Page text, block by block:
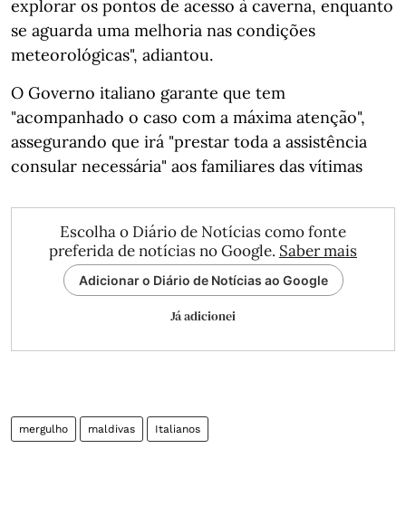
explorar os pontos de acesso à caverna, enquanto
se aguarda uma melhoria nas condições
meteorológicas", adiantou.
O Governo italiano garante que tem
"acompanhado o caso com a máxima atenção",
assegurando que irá "prestar toda a assistência
consular necessária" aos familiares das vítimas
Escolha o Diário de Notícias como fonte
preferida de notícias no Google. Saber mais
Adicionar o Diário de Notícias ao Google
Já adicionei
mergulho maldivas Italianos